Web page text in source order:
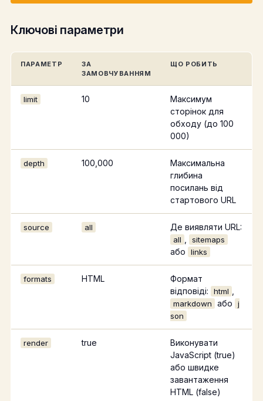
Ключові параметри
ПАРАМЕТР
ЗА
ЗАМОВЧУВАННЯМ
ЩО РОБИТЬ
limit 10
Максимум
сторінок для
обходу (до 100
000)
depth 100,000
Максимальна
глибина
посилань від
стартового URL
source all Де виявляти URL:
all sitemaps
або links
formats HTML
Формат
відповіді:
html
markdown або
j
son
render true
Виконувати
JavaScript (true)
або швидке
завантаження
HTML (false)